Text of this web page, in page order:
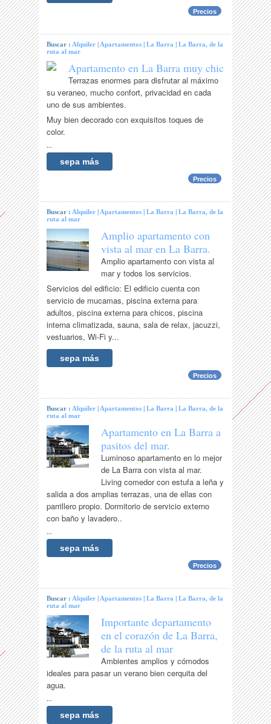
Precios
Buscar :Alquiler |Apartamentos |La Barra |La Barra, de la
ruta al mar
Apartamento en La Barra muy chic
Terrazas enormes para disfrutar al máximo
su veraneo, mucho confort, privacidad en cada
uno de sus ambientes.
Muy bien decorado con exquisitos toques de
color.
...
sepa más
Precios
Buscar :Alquiler |Apartamentos |La Barra |La Barra, de la
ruta al mar
Amplio apartamento con
vista al mar en La Barra.
Amplio apartamento con vista al
mar y todos los servicios.
Servicios del edificio: El edificio cuenta con
servicio de mucamas, piscina externa para
adultos, piscina externa para chicos, piscina
interna climatizada, sauna, sala de relax, jacuzzi,
vestuarios, Wi-Fi y...
sepa más
Precios
Buscar :Alquiler |Apartamentos |La Barra |La Barra, de la
ruta al mar
Apartamento en La Barra a
pasitos del mar.
Luminoso apartamento en lo mejor
de La Barra con vista al mar.
Living comedor con estufa a leña y
salida a dos amplias terrazas, una de ellas con
parrillero propio. Dormitorio de servicio externo
con baño y lavadero..
...
sepa más
Precios
Buscar :Alquiler |Apartamentos |La Barra |La Barra, de la
ruta al mar
Importante departamento
en el corazón de La Barra,
de la ruta al mar
Ambientes amplios y cómodos
ideales para pasar un verano bien cerquita del
agua.
...
sepa más